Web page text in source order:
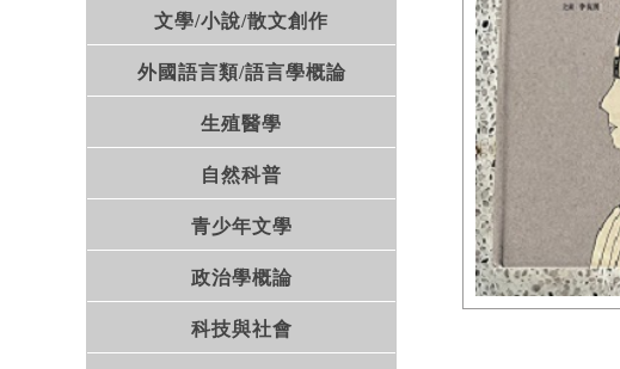
文學/小說/散文創作
外國語言類/語言學概論
生殖醫學
自然科普
青少年文學
政治學概論
科技與社會